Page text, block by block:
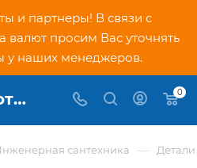
и партнеры! В связи с
валют просим Вас уточнять
у наших менеджеров.
Фланцы воротниковые стальные Ру 40 - купить в Москве 0
сантехника —